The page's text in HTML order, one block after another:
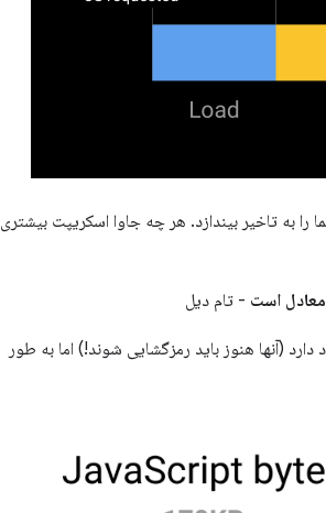
به تاخیر بیندازد. هر چه جاوا اسکریپت بیشتری
معادل است - تام دیل
(آنها هنوز باید رمزگشایی شوند!) اما به طور